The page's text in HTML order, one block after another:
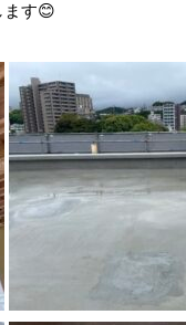
ます😊